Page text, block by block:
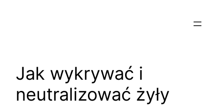
Jak wykrywać i
neutralizować żyły